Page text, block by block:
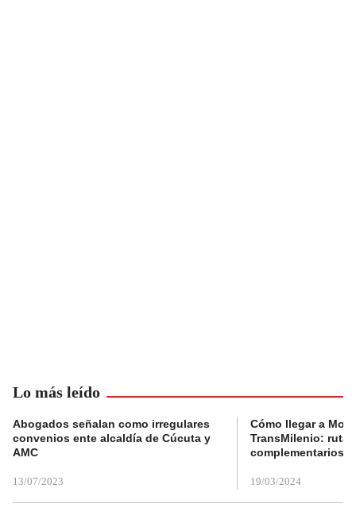
Lo más leído
Abogados señalan como irregulares
convenios ente alcaldía de Cúcuta y
AMC
13/07/2023
Cómo llegar a
TransMilenio:
complementarios
19/03/2024